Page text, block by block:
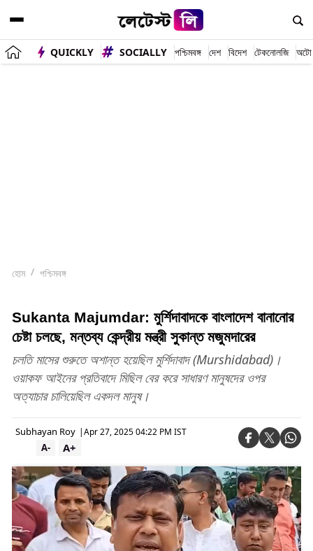
QUICKLY SOCIALLY পশ্চিমবঙ্গ দেশ বিদেশ টেকনোলজি অটো
হোম পশ্চিমবঙ্গ
Sukanta Majumdar: মুর্শিদাবাদকে বাংলাদেশ বানানোর
চেষ্টা চলছে, মন্তব্য কেন্দ্রীয় মন্ত্রী সুকান্ত মজুমদারের
চলতি মাসের শুরুতে অশান্ত হয়েছিল মুর্শিদাবাদ (Murshidabad)।
ওয়াকফ আইনের প্রতিবাদে মিছিল বের করে সাধারণ মানুষদের ওপর
অত্যাচার চালিয়েছিল একদল মানুষ।
Subhayan Roy |Apr 27, 2025 04:22 PM IST
A+
A-